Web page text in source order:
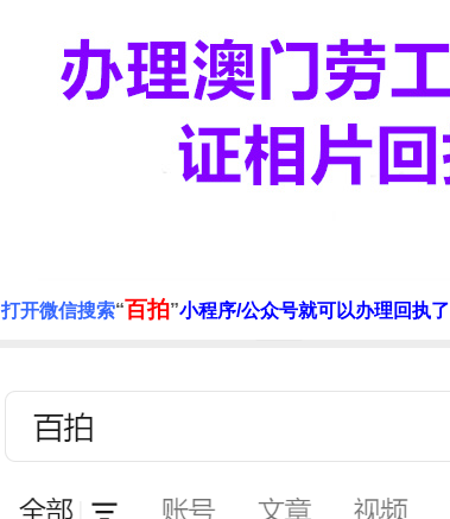
打开微信搜索“百拍”小程序/公众号就可以办理回执了